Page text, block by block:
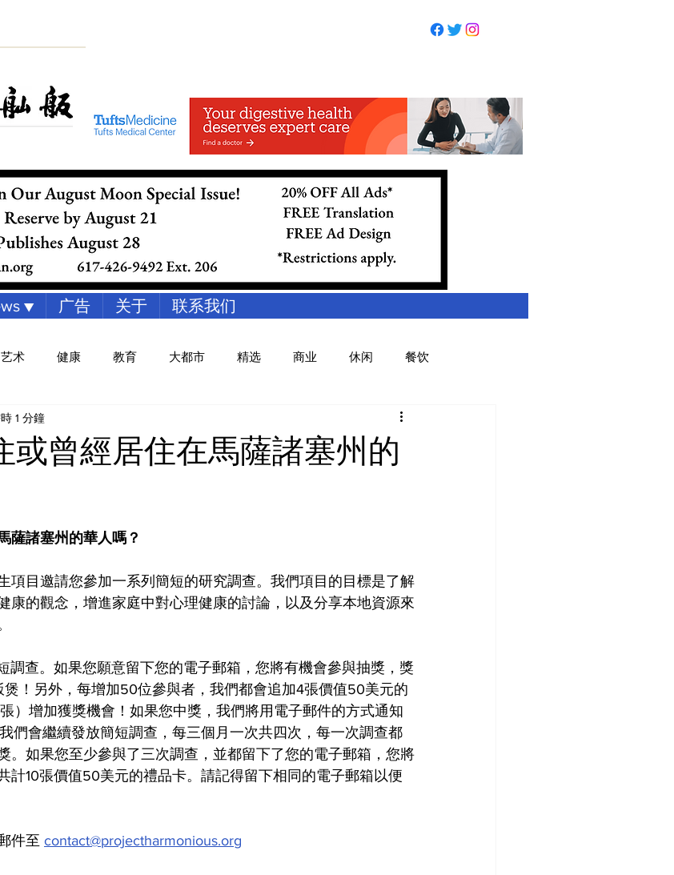
▼ 广告 关于 联系我们
艺术 健康 教育 大都市 精选 商业 休闲 餐饮
或曾經居住在馬薩諸塞州的
1 分鐘
薩諸塞州的華人嗎？
項目邀請您參加一系列簡短的研究調查。我們項目的目標是了解
康的觀念，增進家庭中對心理健康的討論，以及分享本地資源來
調查。如果您願意留下您的電子郵箱，您將有機會參與抽獎，獎
煲！另外，每增加50位參與者，我們都會追加4張價值50美元的
）增加獲獎機會！如果您中獎，我們將用電子郵件的方式通知
們會繼續發放簡短調查，每三個月一次共四次，每一次調查都
。如果您至少參與了三次調查，並都留下了您的電子郵箱，您將
計10張價值50美元的禮品卡。請記得留下相同的電子郵箱以便
件至 contact@projectharmonious.org